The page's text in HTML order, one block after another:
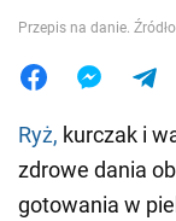
Jedzenie
Przepis na danie.
Ryż, kurczak i
zdrowe dania
gotowania w